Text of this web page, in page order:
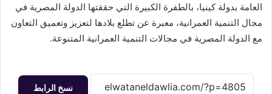
العامة بدولة كينيا، بالطفرة الكبيرة التي حققتها الدولة المصرية في
مجال التنمية العمرانية، معبرة عن تطلع بلادها لتعزيز وتعميق التعاون
مع الدولة المصرية في مجالات التنمية العمرانية المتنوعة.
نسخ الرابط